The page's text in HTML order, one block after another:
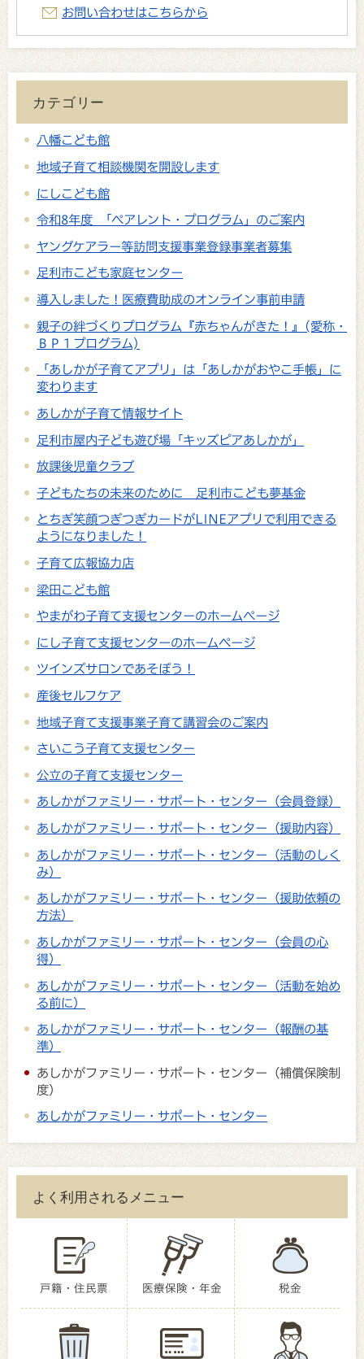
お問い合わせはこちらから
カテゴリー
八幡こども館
地域子育て相談機関を開設します
にしこども館
令和8年度 「ペアレント・プログラム」のご案内
ヤングケアラー等訪問支援事業登録事業者募集
足利市こども家庭センター
導入しました！医療費助成のオンライン事前申請
親子の絆づくりプログラム『赤ちゃんがきた！』(愛称・
ＢＰ１プログラム)
「あしかが子育てアプリ」は「あしかがおやこ手帳」に
変わります
あしかが子育て情報サイト
足利市屋内子ども遊び場「キッズピアあしかが」
放課後児童クラブ
子どもたちの未来のために 足利市こども夢基金
とちぎ笑顔つぎつぎカードがLINEアプリで利用できる
ようになりました！
子育て広報協力店
梁田こども館
やまがわ子育て支援センターのホームページ
にし子育て支援センターのホームページ
ツインズサロンであそぼう！
産後セルフケア
地域子育て支援事業子育て講習会のご案内
さいこう子育て支援センター
公立の子育て支援センター
あしかがファミリー・サポート・センター（会員登録）
あしかがファミリー・サポート・センター（援助内容）
あしかがファミリー・サポート・センター（活動のしく
み）
あしかがファミリー・サポート・センター（援助依頼の
方法）
あしかがファミリー・サポート・センター（会員の心
得）
あしかがファミリー・サポート・センター（活動を始め
る前に）
あしかがファミリー・サポート・センター（報酬の基
準）
あしかがファミリー・サポート・センター（補償保険制
度）
あしかがファミリー・サポート・センター
よく利用されるメニュー
戸籍・住民票 医療保険・年金 税金